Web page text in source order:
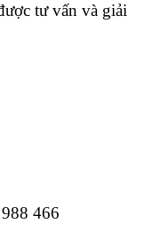
tư vấn và giải
466